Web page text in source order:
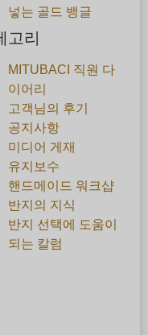
넣는 골드 뱅글
고리
MITUBACI 직원 다
이어리
고객님의 후기
공지사항
미디어 게재
유지보수
핸드메이드 워크샵
반지의 지식
반지 선택에 도움이
되는 칼럼